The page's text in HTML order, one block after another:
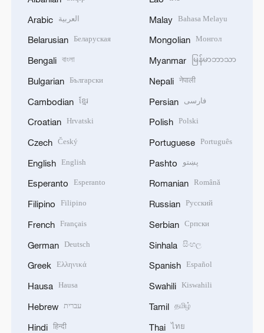
Arabic العربية
Belarusian Беларуская
Bengali বাংলা
Bulgarian Български
Cambodian ខ្មែរ
Croatian Hrvatski
Czech Český
English English
Esperanto Esperanto
Filipino Filipino
French Français
German Deutsch
Greek Ελληνικά
Hausa Hausa
Hebrew עברית
Hindi हिन्दी
Malay Bahasa Melayu
Mongolian Монгол
Myanmar မြန်မာဘာသာ
Nepali नेपाली
Persian فارسی
Polish Polski
Portuguese Português
Pashto پښتو
Romanian Română
Russian Русский
Serbian Српски
Sinhala සිංහල
Spanish Español
Swahili Kiswahili
Tamil தமிழ்
Thai ไทย